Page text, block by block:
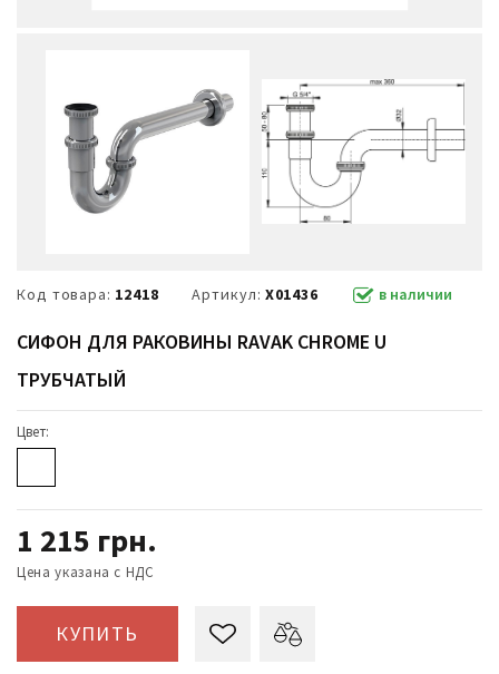
Код товара: 12418 Артикул: X01436 в наличии
СИФОН ДЛЯ РАКОВИНЫ RAVAK CHROME U
ТРУБЧАТЫЙ
Цвет:
1 215 грн.
Цена указана с НДС
КУПИТЬ